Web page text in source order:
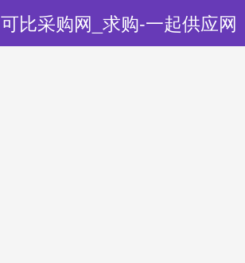
可比采购网_求购-一起供应网